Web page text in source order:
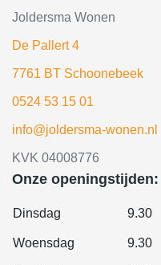
Joldersma Wonen
De Pallert 4
7761 BT Schoonebeek
0524 53 15 01
info@joldersma-wonen.nl
KVK 04008776
Onze openingstijden:
Dinsdag 9.30
Woensdag 9.30